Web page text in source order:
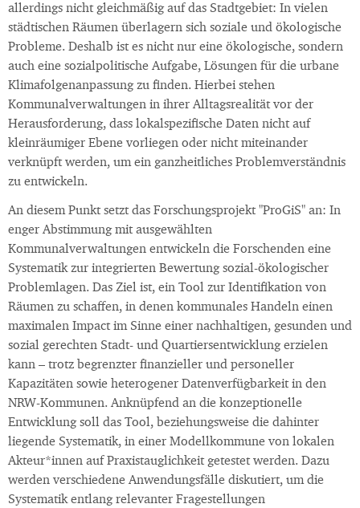
allerdings nicht gleichmäßig auf das Stadtgebiet: In vielen
städtischen Räumen überlagern sich soziale und ökologische
Probleme. Deshalb ist es nicht nur eine ökologische, sondern
auch eine sozialpolitische Aufgabe, Lösungen für die urbane
Klimafolgenanpassung zu finden. Hierbei stehen
Kommunalverwaltungen in ihrer Alltagsrealität vor der
Herausforderung, dass lokalspezifische Daten nicht auf
kleinräumiger Ebene vorliegen oder nicht miteinander
verknüpft werden, um ein ganzheitliches Problemverständnis
zu entwickeln.
An diesem Punkt setzt das Forschungsprojekt "ProGiS" an: In
enger Abstimmung mit ausgewählten
Kommunalverwaltungen entwickeln die Forschenden eine
Systematik zur integrierten Bewertung sozial-ökologischer
Problemlagen. Das Ziel ist, ein Tool zur Identifikation von
Räumen zu schaffen, in denen kommunales Handeln einen
maximalen Impact im Sinne einer nachhaltigen, gesunden und
sozial gerechten Stadt- und Quartiersentwicklung erzielen
kann – trotz begrenzter finanzieller und personeller
Kapazitäten sowie heterogener Datenverfügbarkeit in den
NRW-Kommunen. Anknüpfend an die konzeptionelle
Entwicklung soll das Tool, beziehungsweise die dahinter
liegende Systematik, in einer Modellkommune von lokalen
Akteur*innen auf Praxistauglichkeit getestet werden. Dazu
werden verschiedene Anwendungsfälle diskutiert, um die
Systematik entlang relevanter Fragestellungen